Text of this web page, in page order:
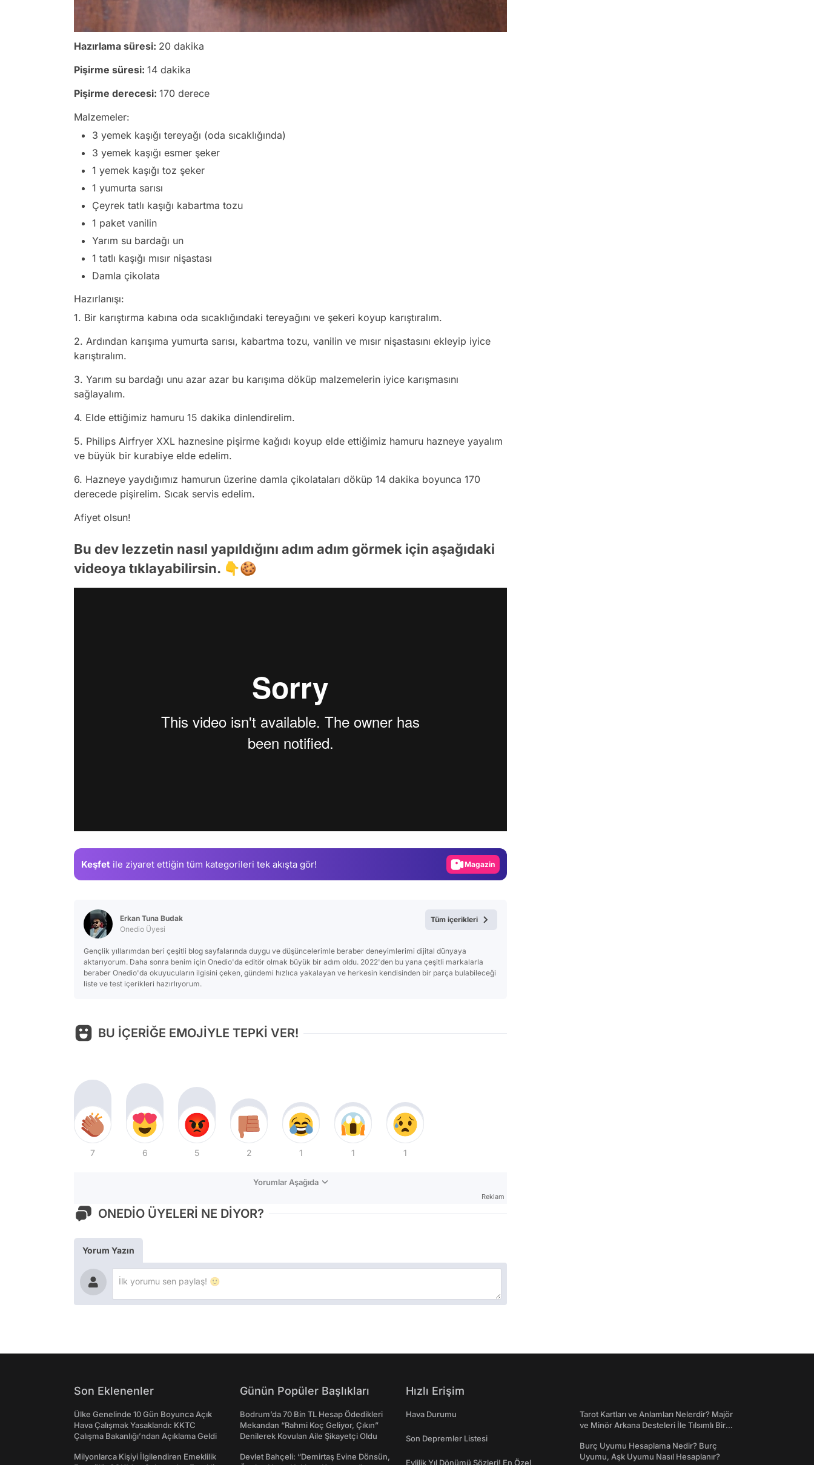
Hazırlama süresi: 20 dakika
Pişirme süresi: 14 dakika
Pişirme derecesi: 170 derece
Malzemeler:
3 yemek kaşığı tereyağı (oda sıcaklığında)
3 yemek kaşığı esmer şeker
1 yemek kaşığı toz şeker
1 yumurta sarısı
Çeyrek tatlı kaşığı kabartma tozu
1 paket vanilin
Yarım su bardağı un
1 tatlı kaşığı mısır nişastası
Damla çikolata
Hazırlanışı:
1. Bir karıştırma kabına oda sıcaklığındaki tereyağını ve şekeri koyup karıştıralım.
2. Ardından karışıma yumurta sarısı, kabartma tozu, vanilin ve mısır nişastasını ekleyip iyice
karıştıralım.
3. Yarım su bardağı unu azar azar bu karışıma döküp malzemelerin iyice karışmasını
sağlayalım.
4. Elde ettiğimiz hamuru 15 dakika dinlendirelim.
5. Philips Airfryer XXL haznesine pişirme kağıdı koyup elde ettiğimiz hamuru hazneye yayalım
ve büyük bir kurabiye elde edelim.
6. Hazneye yaydığımız hamurun üzerine damla çikolataları döküp 14 dakika boyunca 170
derecede pişirelim. Sıcak servis edelim.
Afiyet olsun!
Bu dev lezzetin nasıl yapıldığını adım adım görmek için aşağıdaki
videoya tıklayabilirsin. 👇🍪
Keşfet ile ziyaret ettiğin tüm kategorileri tek akışta gör!
Magazin
Video
Erkan Tuna Budak
Onedio Üyesi
Gençlik yıllarımdan beri çeşitli blog sayfalarında duygu ve düşüncelerimle beraber deneyimlerimi dijital dünyaya
aktarıyorum. Daha sonra benim için Onedio'da editör olmak büyük bir adım oldu. 2022'den bu yana çeşitli markalarla
beraber Onedio'da okuyucuların ilgisini çeken, gündemi hızlıca yakalayan ve herkesin kendisinden bir parça bulabileceği
liste ve test içerikleri hazırlıyorum.
Tüm içerikleri
BU İÇERİĞE EMOJİYLE TEPKİ VER!
7 6 5 2 1 1 1
Yorumlar Aşağıda
Reklam
ONEDİO ÜYELERİ NE DİYOR?
Yorum Yazın
Son Eklenenler
Ülke Genelinde 10 Gün Boyunca Açık
Hava Çalışmak Yasaklandı: KKTC
Çalışma Bakanlığı’ndan Açıklama Geldi
Milyonlarca Kişiyi İlgilendiren Emeklilik
Günün Popüler Başlıkları
Bodrum’da 70 Bin TL Hesap Ödedikleri
Mekandan “Rahmi Koç Geliyor, Çıkın”
Denilerek Kovulan Aile Şikayetçi Oldu
Devlet Bahçeli: “Demirtaş Evine Dönsün,
Hızlı Erişim
Hava Durumu
Son Depremler Listesi
Evlilik Yıl Dönümü Sözleri! En Özel
Tarot Kartları ve Anlamları Nelerdir? Majör
ve Minör Arkana Desteleri İle Tılsımlı Bir
Burç Uyumu Hesaplama Nedir? Burç
Uyumu, Aşk Uyumu Nasıl Hesaplanır?